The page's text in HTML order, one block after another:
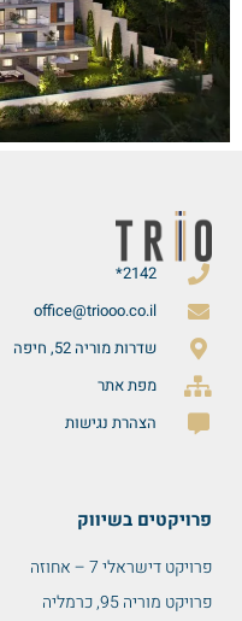
2142*
office@triooo.co.il
שדרות מוריה 52, חיפה
מפת אתר
הצהרת נגישות
פרויקטים בשיווק
פרויקט דישראלי 7 – אחוזה
פרויקט מוריה 95, כרמליה